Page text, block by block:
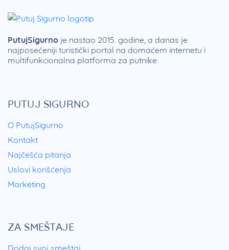
PUTUJ SIGURNO
O PutujSigurno
Kontakt
Najčešća pitanja
Uslovi korišćenja
Marketing
ZA SMEŠTAJE
Dodaj svoj smeštaj
PutujSigurno je nastao 2015. godine, a danas je
najposećeniji turistički portal na domaćem internetu i
multifunkcionalna platforma za putnike.